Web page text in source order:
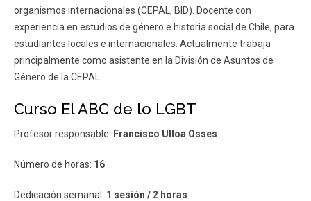
organismos internacionales (CEPAL, BID). Docente con
experiencia en estudios de género e historia social de Chile, para
estudiantes locales e internacionales. Actualmente trabaja
principalmente como asistente en la División de Asuntos de
Género de la CEPAL.
Curso El ABC de lo LGBT
Profesor responsable: Francisco Ulloa Osses
Número de horas: 16
Dedicación semanal: 1 sesión / 2 horas